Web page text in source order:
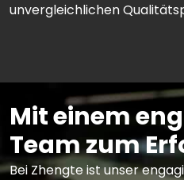
unvergleichlichen
Mit einem
Team zum
Bei Zhengte ist unser